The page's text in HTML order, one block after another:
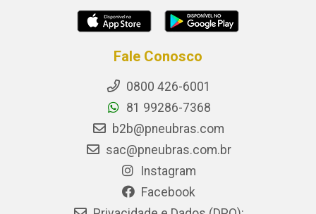
Fale Conosco
0800 426-6001
81 99286-7368
b2b@pneubras.com
sac@pneubras.com.br
Instagram
Facebook